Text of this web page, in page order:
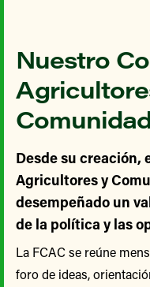
Nuestro
Desde su creación,
Agricultores y
desempeñado un
de la política y las
La FCAC se reúne
foro de ideas,